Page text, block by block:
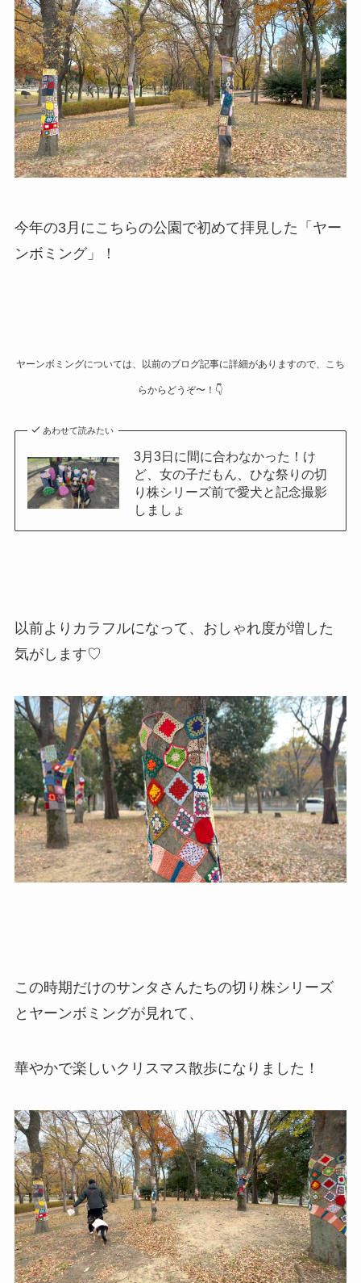
今年の3月にこちらの公園で初めて拝見した「ヤー
ンボミング」！
ヤーンボミングについては、以前のブログ記事に詳細がありますので、こち
らからどうぞ〜！👇️
あわせて読みたい
3月3日に間に合わなかった！け
ど、女の子だもん、ひな祭りの切
り株シリーズ前で愛犬と記念撮影
しましょ
以前よりカラフルになって、おしゃれ度が増した
気がします♡
この時期だけのサンタさんたちの切り株シリーズ
とヤーンボミングが見れて、
華やかで楽しいクリスマス散歩になりました！